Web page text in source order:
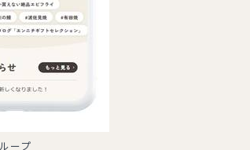
ープ